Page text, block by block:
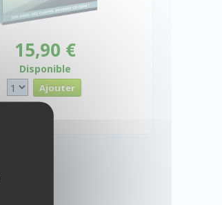
15,90 €
Disponible